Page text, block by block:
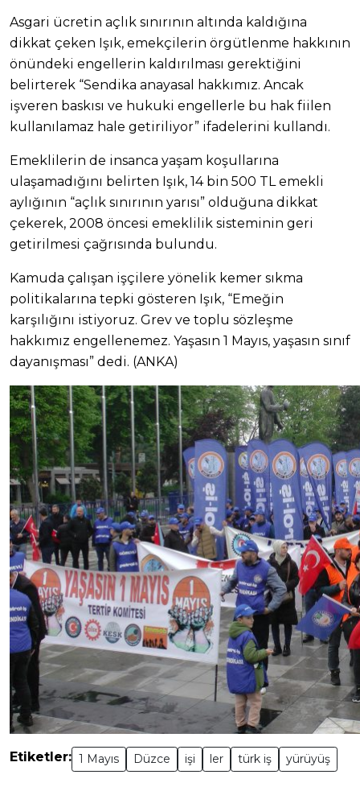
Asgari ücretin açlık sınırının altında kaldığına
dikkat çeken Işık, emekçilerin örgütlenme hakkının
önündeki engellerin kaldırılması gerektiğini
belirterek “Sendika anayasal hakkımız. Ancak
işveren baskısı ve hukuki engellerle bu hak fiilen
kullanılamaz hale getiriliyor” ifadelerini kullandı.
Emeklilerin de insanca yaşam koşullarına
ulaşamadığını belirten Işık, 14 bin 500 TL emekli
aylığının “açlık sınırının yarısı” olduğuna dikkat
çekerek, 2008 öncesi emeklilik sisteminin geri
getirilmesi çağrısında bulundu.
Kamuda çalışan işçilere yönelik kemer sıkma
politikalarına tepki gösteren Işık, “Emeğin
karşılığını istiyoruz. Grev ve toplu sözleşme
hakkımız engellenemez. Yaşasın 1 Mayıs, yaşasın sınıf
dayanışması” dedi. (ANKA)
Etiketler: 1 Mayıs Düzce işi ler türk iş yürüyüş